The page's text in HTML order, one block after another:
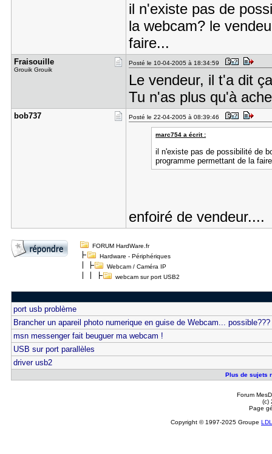
il n'existe pas de
la webcam? le
faire...
Fraisouill​e
Grouik Grouik
Posté le 10-04-2005 à 18:34:59
Le vendeur, il t'a dit
Tu n'as plus qu'à
bob737 Posté le 22-04-2005 à 08:39:46
marc754 a écrit :
il n'existe pas de possibilité de
programme permettant de la
enfoiré de vendeur....
FORUM HardWare.fr
Hardware - Périphériques
Webcam / Caméra IP
webcam sur port USB2
port usb problème
Brancher un apareil photo numerique en guise de Webcam... possible???
msn messenger fait beuguer ma webcam !
USB sur port parallèles
driver usb2
Plus de sujets
Forum
(c)
Page
Copyright © 1997-2025 Groupe